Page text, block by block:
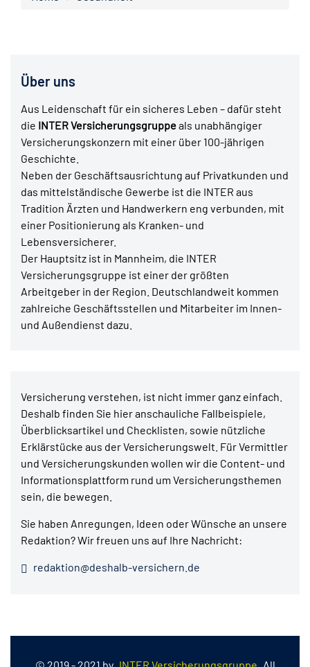
Über uns
Aus Leidenschaft für ein sicheres Leben – dafür steht
die INTER Versicherungsgruppeals unabhängiger
Versicherungskonzern mit einer über 100-jährigen
Geschichte.
Neben der Geschäftsausrichtung auf Privatkunden und
das mittelständische Gewerbe ist die INTER aus
Tradition Ärzten und Handwerkern eng verbunden, mit
einer Positionierung als Kranken- und
Lebensversicherer.
Der Hauptsitz ist in Mannheim, die INTER
Versicherungsgruppe ist einer der größten
Arbeitgeber in der Region. Deutschlandweit kommen
zahlreiche Geschäftsstellen und Mitarbeiter im Innen-
und Außendienst dazu.
Versicherung verstehen, ist nicht immer ganz einfach.
Deshalb finden Sie hier anschauliche Fallbeispiele,
Überblicksartikel und Checklisten, sowie nützliche
Erklärstücke aus der Versicherungswelt. Für Vermittler
und Versicherungskunden wollen wir die Content- und
Informationsplattform rund um Versicherungsthemen
sein, die bewegen.
Sie haben Anregungen, Ideen oder Wünsche an unsere
Redaktion? Wir freuen uns auf Ihre Nachricht:
redaktion@deshalb-versichern.de